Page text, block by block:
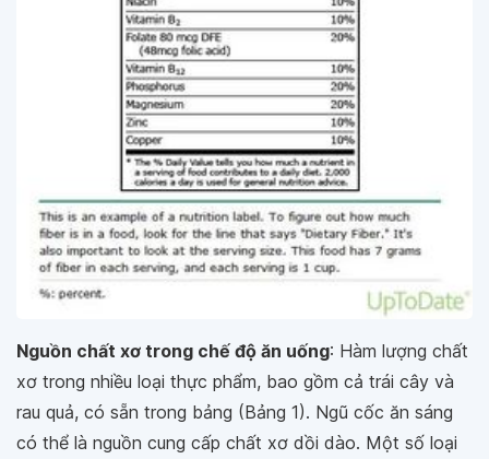
Nguồn chất xơ trong chế độ ăn uống: Hàm lượng chất
xơ trong nhiều loại thực phẩm, bao gồm cả trái cây và
rau quả, có sẵn trong bảng (Bảng 1). Ngũ cốc ăn sáng
có thể là nguồn cung cấp chất xơ dồi dào. Một số loại